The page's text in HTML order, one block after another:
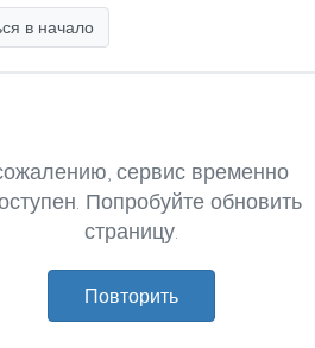
в начало
сервис временно
Попробуйте обновить
страницу.
Повторить